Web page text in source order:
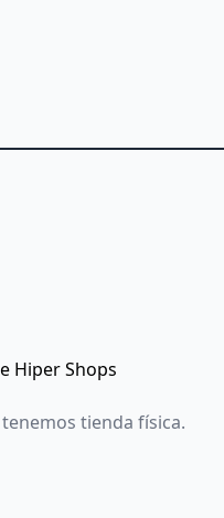
Hiper Shops
tienda física.